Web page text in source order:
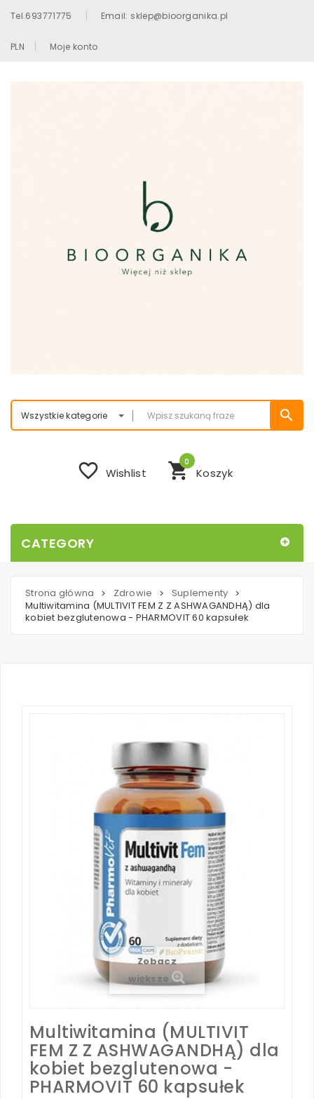
Tel.693771775 Email: sklep@bioorganika.pl
PLN Moje konto
Wszystkie kategorie search
shopping_cart Koszyk
0
favorite_border Wishlist
CATEGORY
Strona główna > Zdrowie > Suplementy >
Multiwitamina (MULTIVIT FEM Z Z ASHWAGANDHĄ) dla
kobiet bezglutenowa - PHARMOVIT 60 kapsułek
Zobacz
większe
Multiwitamina (MULTIVIT
FEM Z Z ASHWAGANDHĄ) dla
kobiet bezglutenowa -
PHARMOVIT 60 kapsułek